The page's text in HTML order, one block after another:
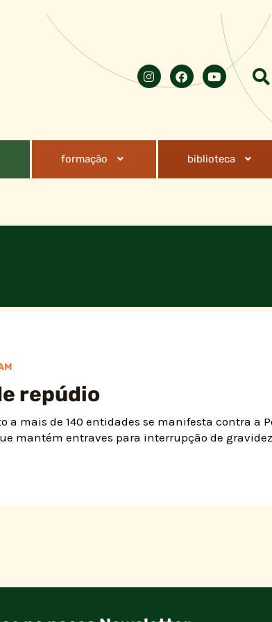
formação biblioteca
repúdio
a mais de 140 entidades se manifesta contra a
mantém entraves para interrupção de